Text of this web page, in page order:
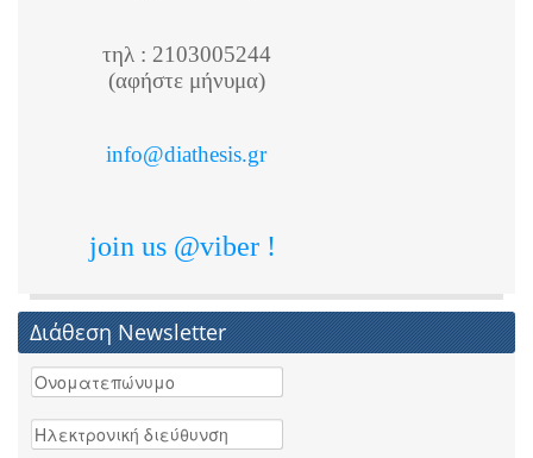
τηλ : 2103005244
(αφήστε μήνυμα)
info@diathesis.gr
join us @viber !
Διάθεση Newsletter